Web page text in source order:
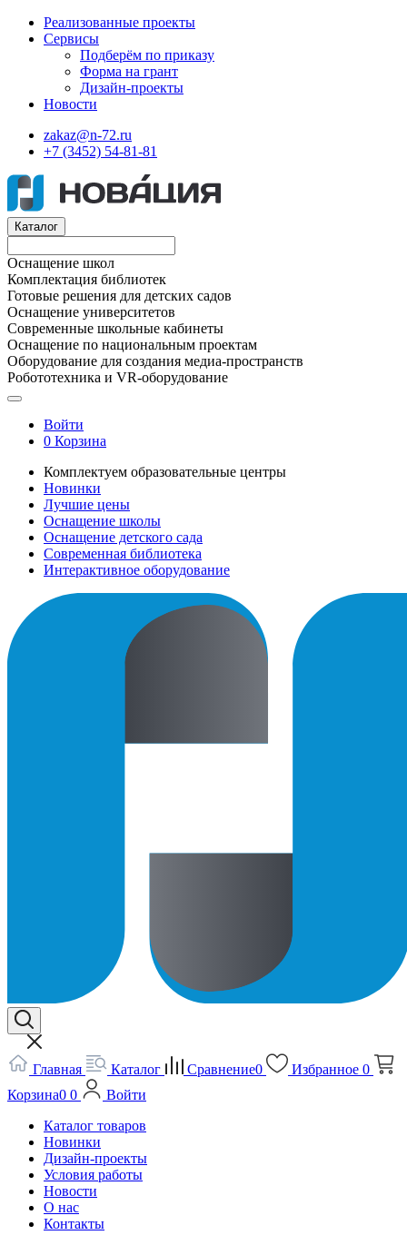
Реализованные проекты
Сервисы
Подберём по приказу
Форма на грант
Дизайн-проекты
Новости
zakaz@n-72.ru
+7 (3452) 54-81-81
Каталог
Оснащение школ
Комплектация библиотек
Готовые решения для детских садов
Оснащение университетов
Современные школьные кабинеты
Оснащение по национальным проектам
Оборудование для создания медиа-пространств
Робототехника и VR-оборудование
Войти
0 Корзина
Комплектуем образовательные центры
Новинки
Лучшие цены
Оснащение школы
Оснащение детского сада
Современная библиотека
Интерактивное оборудование
Главная Каталог Сравнение0 Избранное 0
Корзина0 0
Войти
Каталог товаров
Новинки
Дизайн-проекты
Условия работы
Новости
О нас
Контакты